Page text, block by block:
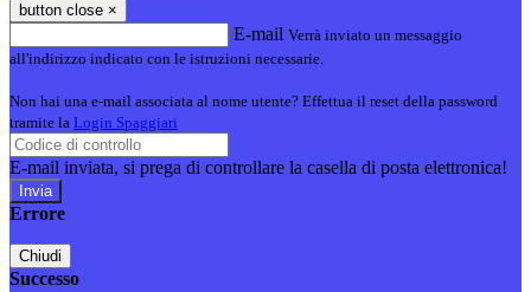
button close ×
E-mail Verrà inviato un messaggio
all'indirizzo indicato con le istruzioni necessarie.
Non hai una e-mail associata al nome utente? Effettua il reset della password
tramite la Login Spaggiari
E-mail inviata, si prega di controllare la casella di posta elettronica!
Errore
Chiudi
Successo